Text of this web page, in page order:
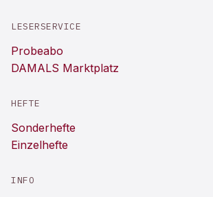
LESERSERVICE
Probeabo
DAMALS Marktplatz
HEFTE
Sonderhefte
Einzelhefte
INFO